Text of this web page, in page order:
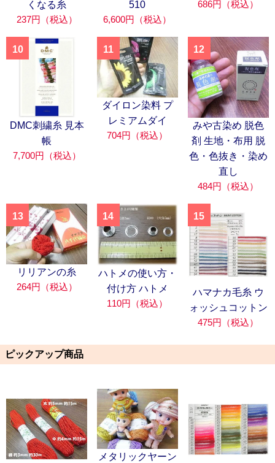
くなる糸
237円（税込）
510
6,600円（税込）
686円（税込）
10
DMC刺繍糸 見本
帳
7,700円（税込）
11
ダイロン染料 プ
レミアムダイ
704円（税込）
12
みや古染め 脱色
剤 生地・布用 脱
色・色抜き・染め
直し
484円（税込）
13
リリアンの糸
264円（税込）
14
ハトメの使い方・
付け方 ハトメ
110円（税込）
15
ハマナカ毛糸 ウ
ォッシュコットン
475円（税込）
ピックアップ商品
メタリックヤーン